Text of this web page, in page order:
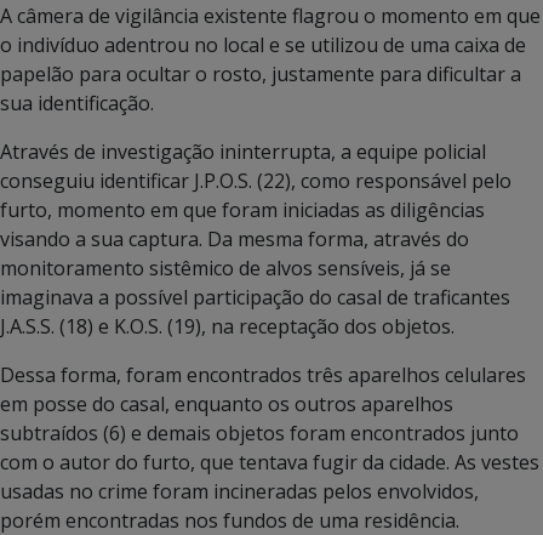
A câmera de vigilância existente flagrou o momento em que
o indivíduo adentrou no local e se utilizou de uma caixa de
papelão para ocultar o rosto, justamente para dificultar a
sua identificação.
Através de investigação ininterrupta, a equipe policial
conseguiu identificar J.P.O.S. (22), como responsável pelo
furto, momento em que foram iniciadas as diligências
visando a sua captura. Da mesma forma, através do
monitoramento sistêmico de alvos sensíveis, já se
imaginava a possível participação do casal de traficantes
J.A.S.S. (18) e K.O.S. (19), na receptação dos objetos.
Dessa forma, foram encontrados três aparelhos celulares
em posse do casal, enquanto os outros aparelhos
subtraídos (6) e demais objetos foram encontrados junto
com o autor do furto, que tentava fugir da cidade. As vestes
usadas no crime foram incineradas pelos envolvidos,
porém encontradas nos fundos de uma residência.